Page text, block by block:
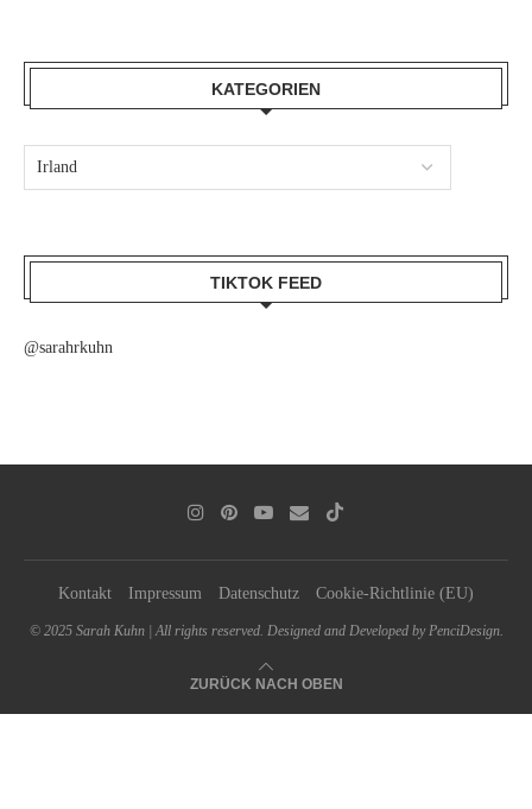
KATEGORIEN
TIKTOK FEED
@sarahrkuhn
Kontakt Impressum Datenschutz Cookie-Richtlinie (EU)
© 2025 Sarah Kuhn | All rights reserved. Designed and Developed by PenciDesign.
ZURÜCK NACH OBEN